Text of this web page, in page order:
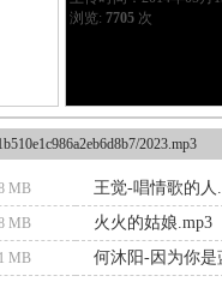
浏览: 7705次
2023.mp3
MB
王觉-唱情歌的人
MB
火火的姑娘.mp3
MB
何沐阳-因为你是